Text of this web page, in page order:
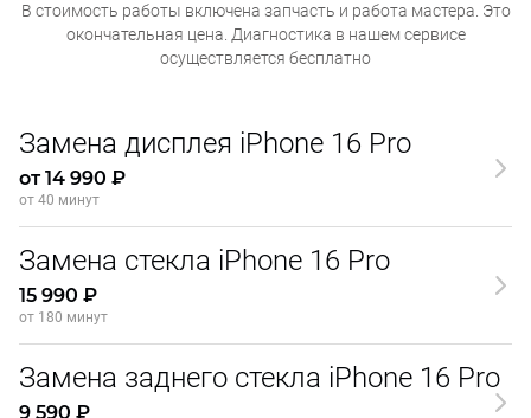
В стоимость работы включена запчасть и работа мастера. Это
окончательная цена. Диагностика в нашем сервисе
осуществляется бесплатно
Замена дисплея iPhone 16 Pro
от 14 990 ₽
от 40 минут
Замена стекла iPhone 16 Pro
15 990 ₽
от 180 минут
Замена заднего стекла iPhone 16 Pro
9 590 ₽